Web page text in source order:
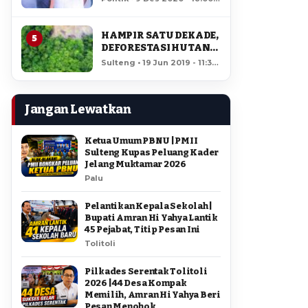
5
HAMPIR SATU DEKADE,
DEFORESTASI HUTAN
LORE LINDU MENCAPAI
Sulteng • 19 Jun 2019 - 11:34
Jangan Lewatkan
Ketua Umum PBNU | PMII
Sulteng Kupas Peluang Kader
Jelang Muktamar 2026
Palu
Pelantikan Kepala Sekolah |
Bupati Amran Hi Yahya Lantik
45 Pejabat, Titip Pesan Ini
Tolitoli
Pilkades Serentak Tolitoli
2026 | 44 Desa Kompak
Memilih, Amran Hi Yahya Beri